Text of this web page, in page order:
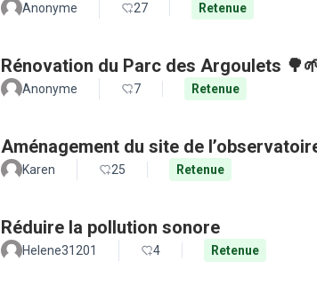
Anonyme 27 Retenue
Rénovation du Parc des Argoulets
Anonyme 7 Retenue
Aménagement du site de
Karen 25 Retenue
Réduire la pollution sonore
Helene31201 4 Retenue